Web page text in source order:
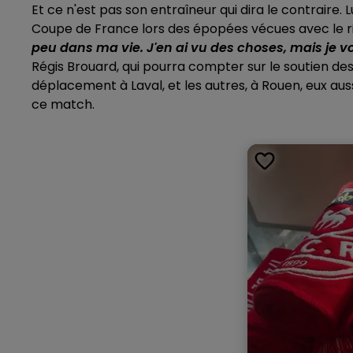
Et ce n'est pas son entraîneur qui dira le contraire.
Coupe de France lors des épopées vécues avec le
peu dans ma vie. J'en ai vu des choses, mais je
Régis Brouard, qui pourra compter sur le soutien des
déplacement à Laval, et les autres, à Rouen, eux
ce match.